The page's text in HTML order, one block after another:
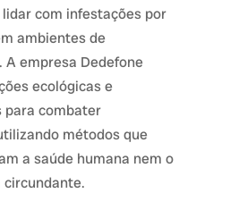
com infestações por
ambientes de
A empresa Dedefone
ecológicas e
para combater
métodos que
a saúde humana nem o